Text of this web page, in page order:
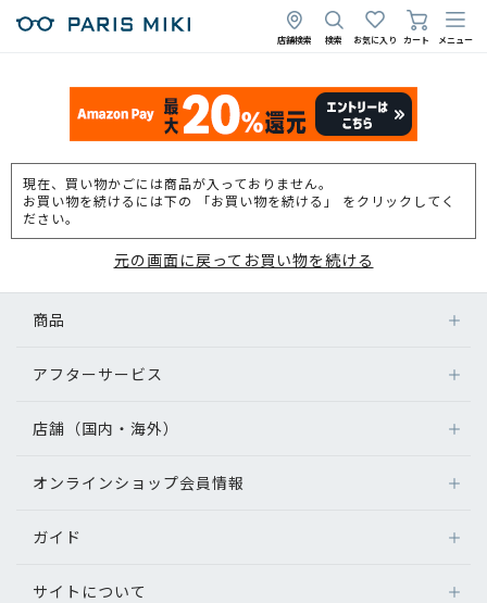
店舗検索 検索 お気に入り カート メニュー
現在、買い物かごには商品が入っておりません。
お買い物を続けるには下の 「お買い物を続ける」 をクリックしてく
ださい。
元の画面に戻ってお買い物を続ける
商品
アフターサービス
店舗（国内・海外）
オンラインショップ会員情報
ガイド
サイトについて